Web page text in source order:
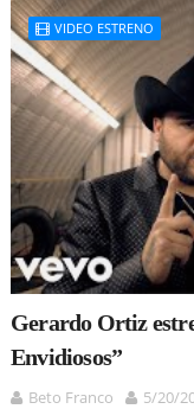
VIDEO ESTRENO
Gerardo Ortiz
Envidiosos”
Beto Franco
5/20/